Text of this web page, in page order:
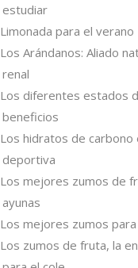
estudiar
Limonada para el verano
Los Arándanos: Aliado
renal
Los diferentes estados
beneficios
Los hidratos de carbono
deportiva
Los mejores zumos de
ayunas
Los mejores zumos
Los zumos de fruta, la